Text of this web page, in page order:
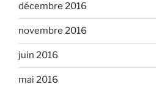
décembre 2016
novembre 2016
juin 2016
mai 2016